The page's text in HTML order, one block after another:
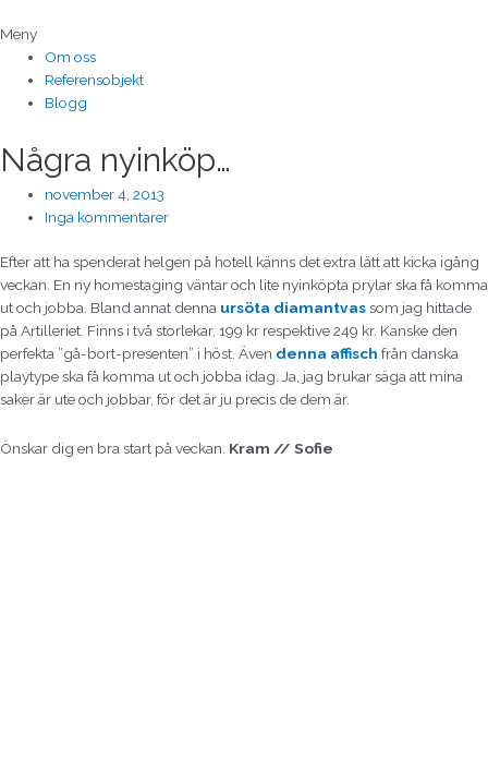
till
innehåll
Meny
Om oss
Referensobjekt
Blogg
Några nyinköp…
november 4, 2013
Inga kommentarer
Efter att ha spenderat helgen på hotell känns det extra lätt att kicka igång
veckan. En ny homestaging väntar och lite nyinköpta prylar ska få komma
ut och jobba. Bland annat denna ursöta diamantvassom jag hittade
på Artilleriet. Finns i två storlekar, 199 kr respektive 249 kr. Kanske den
perfekta ”gå-bort-presenten” i höst. Även denna affisch från danska
playtype ska få komma ut och jobba idag. Ja, jag brukar säga att mina
saker är ute och jobbar, för det är ju precis de dem är.
Önskar dig en bra start på veckan. Kram // Sofie